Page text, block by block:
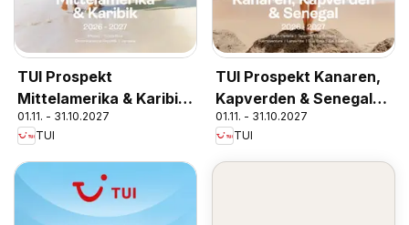
TUI Prospekt
Mittelamerika & Karibik
2026/27
01.11. - 31.10.2027
TUI
TUI Prospekt Kanaren,
Kapverden & Senegal
2026/27
01.11. - 31.10.2027
TUI